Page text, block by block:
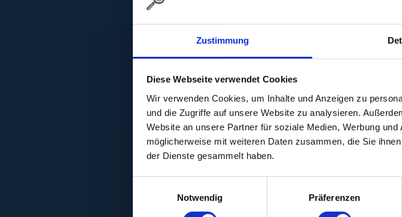
Zustimmung
Diese Webseite verwendet Cookies
Wir verwenden Cookies, um Inhalte und Anzeigen zu
und die Zugriffe auf unsere Website zu analysieren.
Website an unsere Partner für soziale Medien, Werbung
möglicherweise mit weiteren Daten zusammen, die Sie
der Dienste gesammelt haben.
Notwendig
Präferenzen
DSGVO-konforme
horizoom arbeitet
kannst Du sicher sein, dass
Studien teilnimmst.
Zusatzeinkommen als
Die Höhe der Vergütung
Zielgruppenstudien werden
Erwartungshaltung. Ein
Besonders attraktiv finden